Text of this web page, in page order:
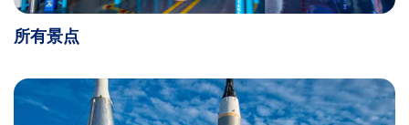
所有景点